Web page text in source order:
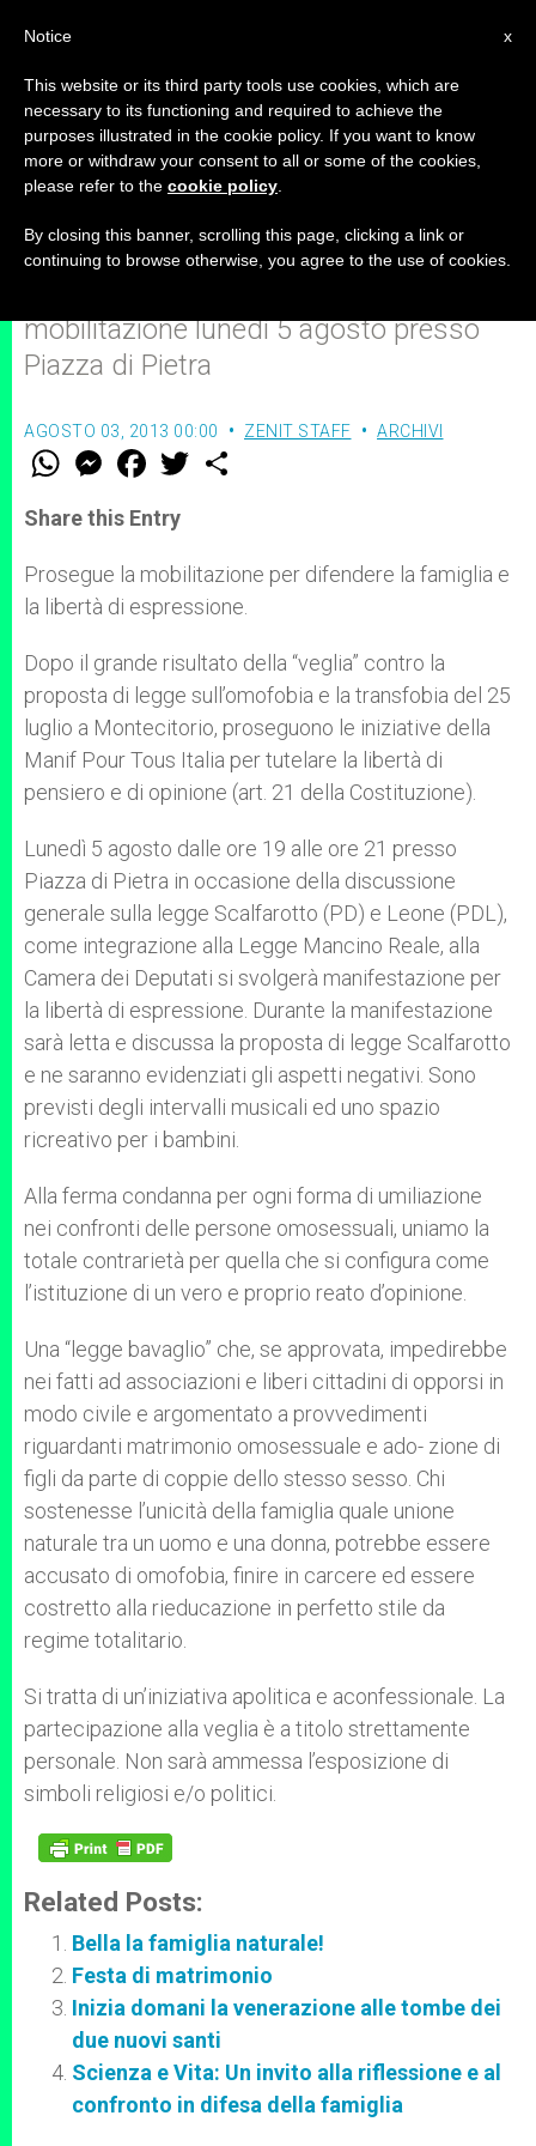
Manifestazione per la libertà di
pensiero e di espressione
mobilitazione lunedì 5 agosto presso
Piazza di Pietra
AGOSTO 03, 2013 00:00 ZENIT STAFF ARCHIVI
W
t
s
p
p
M
e
s
e
g
e
r
F
a
e
b
o
k
w
r
Share this Entry
Prosegue la mobilitazione per difendere la famiglia e
la libertà di espressione.
Dopo il grande risultato della “veglia” contro la
proposta di legge sull’omofobia e la transfobia del 25
luglio a Montecitorio, proseguono le iniziative della
Manif Pour Tous Italia per tutelare la libertà di
pensiero e di opinione (art. 21 della Costituzione).
Lunedì 5 agosto dalle ore 19 alle ore 21 presso
Piazza di Pietra in occasione della discussione
generale sulla legge Scalfarotto (PD) e Leone (PDL),
come integrazione alla Legge Mancino Reale, alla
Camera dei Deputati si svolgerà manifestazione per
la libertà di espressione. Durante la manifestazione
sarà letta e discussa la proposta di legge Scalfarotto
e ne saranno evidenziati gli aspetti negativi. Sono
previsti degli intervalli musicali ed uno spazio
ricreativo per i bambini.
Alla ferma condanna per ogni forma di umiliazione
nei confronti delle persone omosessuali, uniamo la
totale contrarietà per quella che si configura come
l’istituzione di un vero e proprio reato d’opinione.
Una “legge bavaglio” che, se approvata, impedirebbe
nei fatti ad associazioni e liberi cittadini di opporsi in
modo civile e argomentato a provvedimenti
riguardanti matrimonio omosessuale e ado- zione di
figli da parte di coppie dello stesso sesso. Chi
sostenesse l’unicità della famiglia quale unione
naturale tra un uomo e una donna, potrebbe essere
accusato di omofobia, finire in carcere ed essere
costretto alla rieducazione in perfetto stile da
regime totalitario.
Si tratta di un’iniziativa apolitica e aconfessionale. La
partecipazione alla veglia è a titolo strettamente
personale. Non sarà ammessa l’esposizione di
simboli religiosi e/o politici.
Related Posts:
Bella la famiglia naturale!
Festa di matrimonio
Inizia domani la venerazione alle tombe dei
due nuovi santi
Scienza e Vita: Un invito alla riflessione e al
confronto in difesa della famiglia
x
Notice
This website or its third party tools use cookies, which are
necessary to its functioning and required to achieve the
purposes illustrated in the cookie policy. If you want to know
more or withdraw your consent to all or some of the cookies,
please refer to the cookie policy
By closing this banner, scrolling this page, clicking a link or
continuing to browse otherwise, you agree to the use of cookies.